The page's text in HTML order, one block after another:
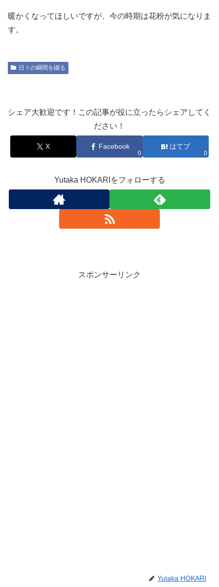
暖かくなってほしいですが、今の時期は花粉が気になりま
す。
日々の瞬間を綴る
シェア大歓迎です！この記事が役に立ったらシェアしてく
ださい！
X Facebook
0
はてブ
0
Yutaka HOKARIをフォローする
スポンサーリンク
Yutaka HOKARI